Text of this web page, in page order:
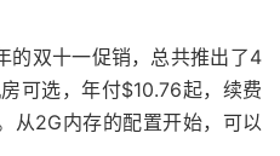
的双十一促销，总共推出了4
可选，年付$10.76起，续费
从2G内存的配置开始，可以